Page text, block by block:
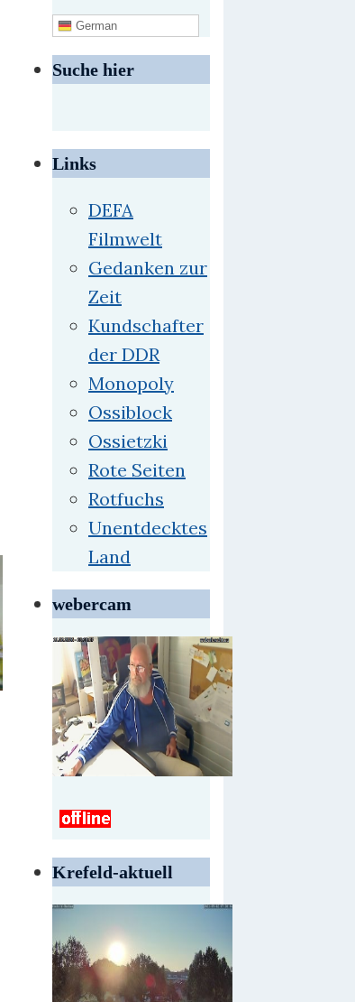
German
Suche hier
Links
DEFA
Filmwelt
Gedanken zur
Zeit
Kundschafter
der DDR
Monopoly
Ossiblock
Ossietzki
Rote Seiten
Rotfuchs
Unentdecktes
Land
webercam
Krefeld-aktuell